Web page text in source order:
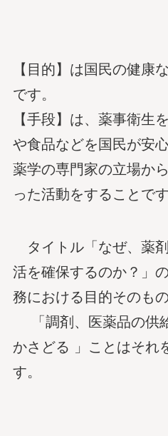
【目的】は国民の健康
です。
【手段】は、薬事衛生
や食品などを国民が安
薬学の専門家の立場か
った活動をすることです
タイトル「なぜ、薬
活を確保するのか？」
務における目的そのも
「調剤、医薬品の供
かさどる 」ことはそれ
す。